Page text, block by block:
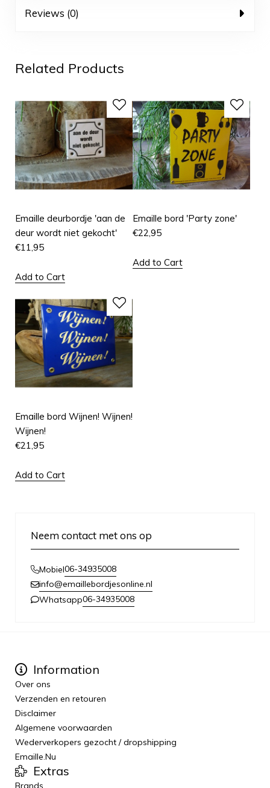
Reviews (0)
Related Products
Emaille deurbordje 'aan de
deur wordt niet gekocht'
€11,95
Add to Cart
Emaille bord 'Party zone'
€22,95
Add to Cart
Emaille bord Wijnen! Wijnen!
Wijnen!
€21,95
Add to Cart
Neem contact met ons op
Mobiel06-34935008
info@emaillebordjesonline.nl
Whatsapp06-34935008
Information
Over ons
Verzenden en retouren
Disclaimer
Algemene voorwaarden
Wederverkopers gezocht / dropshipping
Emaille.Nu
Extras
Brands